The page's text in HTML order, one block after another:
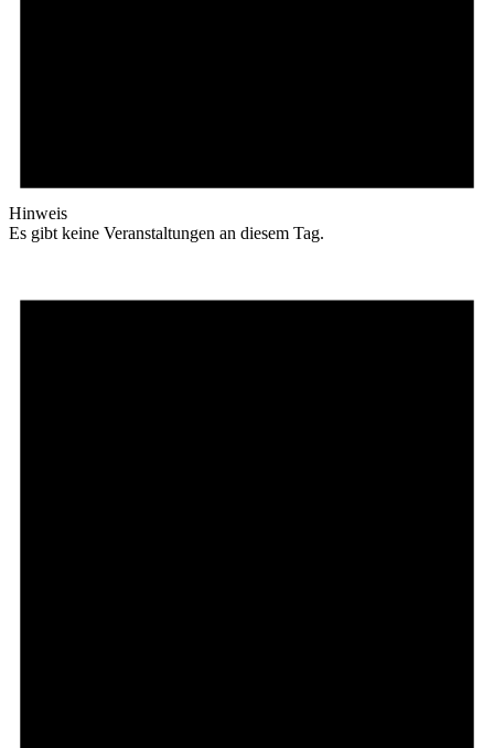
Hinweis
Es gibt keine Veranstaltungen an diesem Tag.